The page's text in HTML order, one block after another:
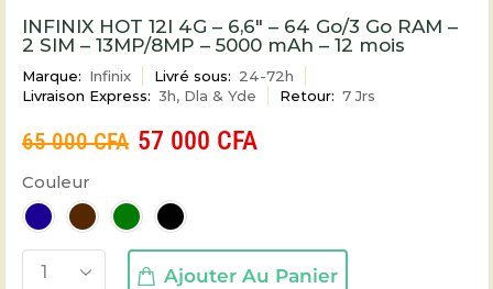
INFINIX HOT 12I 4G – 6,6″ – 64 Go/3 Go RAM –
2 SIM – 13MP/8MP – 5000 mAh – 12 mois
Marque: Infinix Livré sous: 24-72h
Livraison Express: 3h, Dla & Yde Retour: 7 Jrs
65 000CFA 57 000 CFA
Couleur
Ajouter Au Panier